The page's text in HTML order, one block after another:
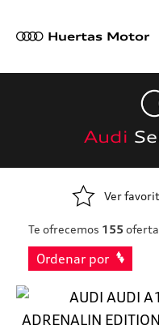
a Huertas Motor
Audi
Ver
Te ofrecemos 155
Ordenar por